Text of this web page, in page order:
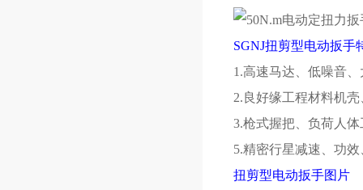
SGNJ扭剪型电动扳手
1.高速马达、低噪音
2.良好缘工程材料机
3.枪式握把、负荷人
5.精密行星减速、功
扭剪型电动扳手图片